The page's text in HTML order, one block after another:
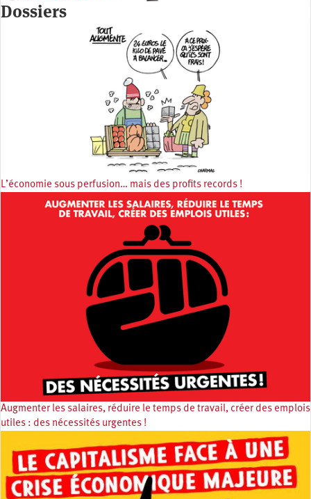
Dossiers
L’économie sous perfusion… mais des profits records !
Augmenter les salaires, réduire le temps de travail, créer des emplois
utiles : des nécessités urgentes !